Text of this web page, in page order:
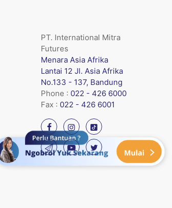
PT. International Mitra
Futures
Menara Asia Afrika
Lantai 12 Jl. Asia Afrika
No.133 - 137, Bandung
Phone : 022 - 426 6000
Fax : 022 - 426 6001